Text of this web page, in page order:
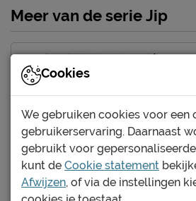
Uitvoering
Kleur
wit
Materiaal
Materiaal poten
Type bed
Goed om te weten
Onderhoud
Meer van de serie Jip
Cookies
We gebruiken cookies voor een
gebruikerservaring. Daarnaast
gebruikt voor
kunt de Cookie statement
Afwijzen, of via de instellingen